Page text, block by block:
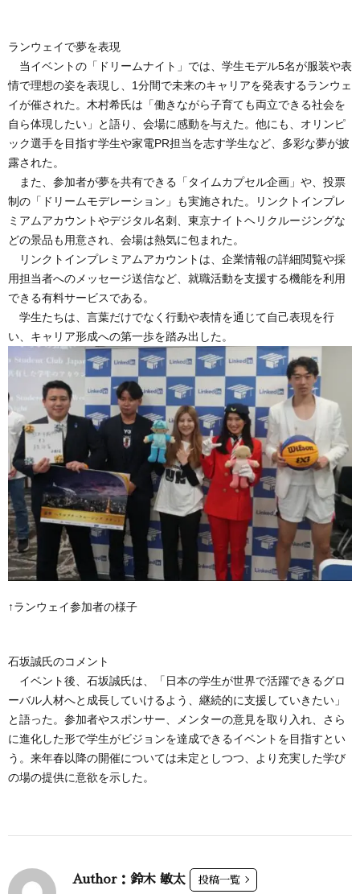
ランウェイで夢を表現
当イベントの「ドリームナイト」では、学生モデル5名が服装や表
情で理想の姿を表現し、1分間で未来のキャリアを発表するランウェ
イが催された。木村希氏は「働きながら子育ても両立できる社会を
自ら体現したい」と語り、会場に感動を与えた。他にも、オリンピ
ック選手を目指す学生や家電PR担当を志す学生など、多彩な夢が披
露された。
また、参加者が夢を共有できる「タイムカプセル企画」や、投票
制の「ドリームモデレーション」も実施された。リンクトインプレ
ミアムアカウントやデジタル名刺、東京ナイトヘリクルージングな
どの景品も用意され、会場は熱気に包まれた。
リンクトインプレミアムアカウントは、企業情報の詳細閲覧や採
用担当者へのメッセージ送信など、就職活動を支援する機能を利用
できる有料サービスである。
学生たちは、言葉だけでなく行動や表情を通じて自己表現を行
い、キャリア形成への第一歩を踏み出した。
↑ランウェイ参加者の様子
石坂誠氏のコメント
イベント後、石坂誠氏は、「日本の学生が世界で活躍できるグロ
ーバル人材へと成長していけるよう、継続的に支援していきたい」
と語った。参加者やスポンサー、メンターの意見を取り入れ、さら
に進化した形で学生がビジョンを達成できるイベントを目指すとい
う。来年春以降の開催については未定としつつ、より充実した学び
の場の提供に意欲を示した。
Author：鈴木 敏太 投稿一覧